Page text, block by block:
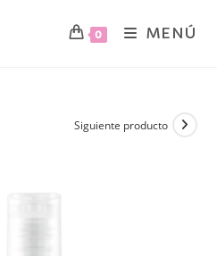
0 MENÚ
Siguiente producto